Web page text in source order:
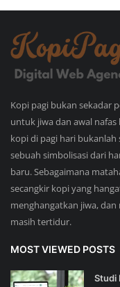
Kopi pagi bukan sekadar
untuk jiwa dan awal
kopi di pagi hari
sebuah simbolisasi dari
baru. Sebagaimana
secangkir kopi yang
menghangatkan jiwa,
masih tertidur.
MOST VIEWED POSTS
Studi